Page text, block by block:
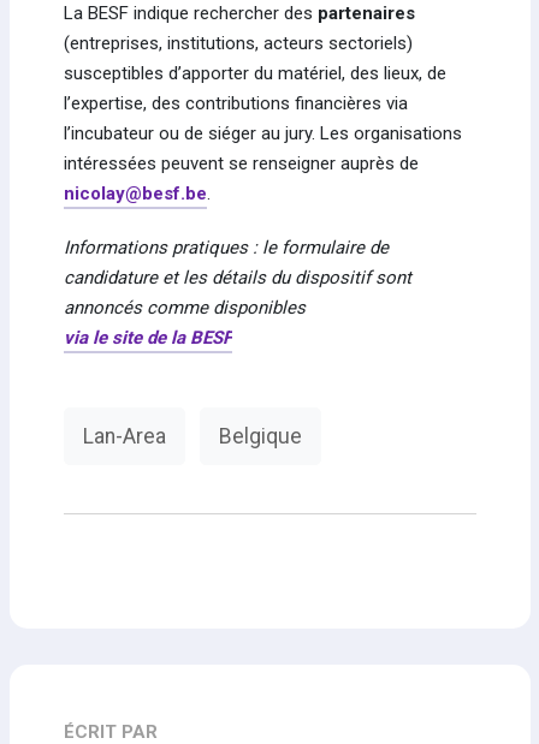
La BESF indique rechercher des partenaires
(entreprises, institutions, acteurs sectoriels)
susceptibles d’apporter du matériel, des lieux, de
l’expertise, des contributions financières via
l’incubateur ou de siéger au jury. Les organisations
intéressées peuvent se renseigner auprès de
nicolay@besf.be.
Informations pratiques : le formulaire de
candidature et les détails du dispositif sont
annoncés comme disponibles
via le site de la BESF
Lan-Area Belgique
ÉCRIT PAR